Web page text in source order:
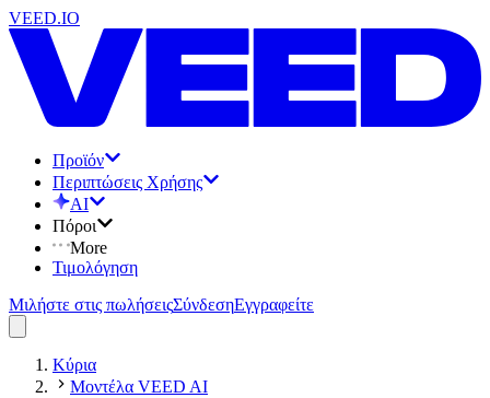
VEED.IO
Προϊόν
Περιπτώσεις Χρήσης
AI
Πόροι
More
Τιμολόγηση
Μιλήστε στις πωλήσειςΣύνδεσηΕγγραφείτε
Κύρια
Μοντέλα VEED AI